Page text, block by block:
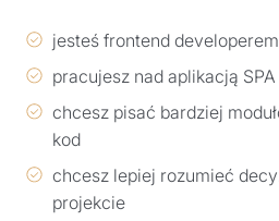
jesteś frontend developerem
pracujesz nad aplikacją SPA
chcesz pisać bardziej
kod
chcesz lepiej rozumieć
projekcie